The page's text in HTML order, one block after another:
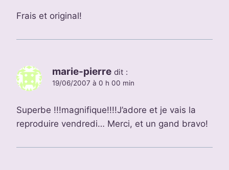
Frais et original!
marie-pierre dit :
19/06/2007 à 0 h 00 min
Superbe !!!magnifique!!!!J’adore et je vais la
reproduire vendredi… Merci, et un gand bravo!